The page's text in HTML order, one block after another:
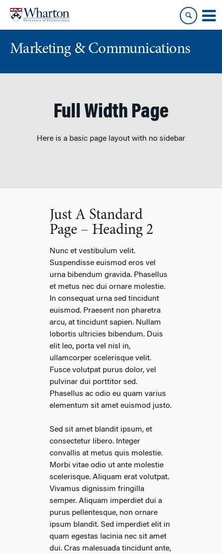
content
main
Marketing & Communications
Full Width Page
Here is a basic page layout with no sidebar
Just A Standard
Page – Heading 2
Nunc et vestibulum velit.
Suspendisse euismod eros vel
urna bibendum gravida. Phasellus
et metus nec dui ornare molestie.
In consequat urna sed tincidunt
euismod. Praesent non pharetra
arcu, at tincidunt sapien. Nullam
lobortis ultricies bibendum. Duis
elit leo, porta vel nisl in,
ullamcorper scelerisque velit.
Fusce volutpat purus dolor, vel
pulvinar dui porttitor sed.
Phasellus ac odio eu quam varius
elementum sit amet euismod justo.
Sed sit amet blandit ipsum, et
consectetur libero. Integer
convallis at metus quis molestie.
Morbi vitae odio ut ante molestie
scelerisque. Aliquam erat volutpat.
Vivamus dignissim fringilla
semper. Aliquam imperdiet dui a
purus pellentesque, non ornare
ipsum blandit. Sed imperdiet elit in
quam egestas lacinia nec sit amet
dui. Cras malesuada tincidunt ante,